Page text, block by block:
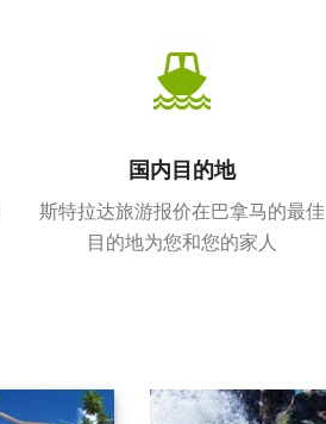
国内目的地
斯特拉达旅游报价在巴拿马的最佳
目的地为您和您的家人